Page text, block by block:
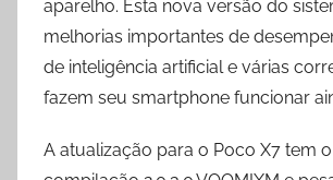
aparelho. Esta nova versão do
melhorias importantes de
de inteligência artificial e várias
fazem seu smartphone funcionar
A atualização para o Poco X7 tem